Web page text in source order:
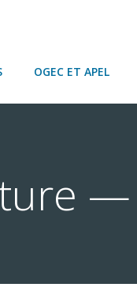
OGEC ET APEL
—